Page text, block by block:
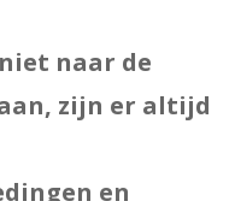
naar de
zijn er altijd
en